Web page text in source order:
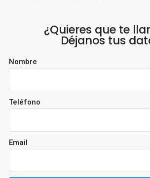
¿Quieres que te
Déjanos tus
Nombre
Teléfono
Email